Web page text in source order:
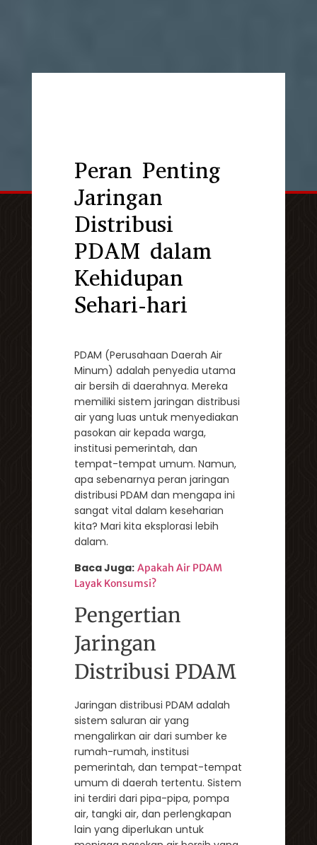
Peran Penting
Jaringan
Distribusi
PDAM dalam
Kehidupan
Sehari-hari
PDAM (Perusahaan Daerah Air
Minum) adalah penyedia utama
air bersih di daerahnya. Mereka
memiliki sistem jaringan distribusi
air yang luas untuk menyediakan
pasokan air kepada warga,
institusi pemerintah, dan
tempat-tempat umum. Namun,
apa sebenarnya peran jaringan
distribusi PDAM dan mengapa ini
sangat vital dalam keseharian
kita? Mari kita eksplorasi lebih
dalam.
Baca Juga: Apakah Air PDAM
Layak Konsumsi?
Pengertian
Jaringan
Distribusi PDAM
Jaringan distribusi PDAM adalah
sistem saluran air yang
mengalirkan air dari sumber ke
rumah-rumah, institusi
pemerintah, dan tempat-tempat
umum di daerah tertentu. Sistem
ini terdiri dari pipa-pipa, pompa
air, tangki air, dan perlengkapan
lain yang diperlukan untuk